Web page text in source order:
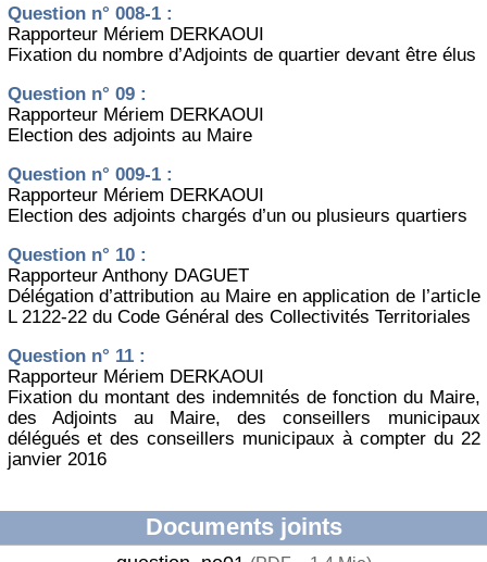
Question n° 008-1 :
Rapporteur Mériem DERKAOUI
Fixation du nombre d’Adjoints de quartier devant être élus
Question n° 09 :
Rapporteur Mériem DERKAOUI
Election des adjoints au Maire
Question n° 009-1 :
Rapporteur Mériem DERKAOUI
Election des adjoints chargés d’un ou plusieurs quartiers
Question n° 10 :
Rapporteur Anthony DAGUET
Délégation d’attribution au Maire en application de l’article
L 2122-22 du Code Général des Collectivités Territoriales
Question n° 11 :
Rapporteur Mériem DERKAOUI
Fixation du montant des indemnités de fonction du Maire,
des Adjoints au Maire, des conseillers municipaux
délégués et des conseillers municipaux à compter du 22
janvier 2016
Documents joints